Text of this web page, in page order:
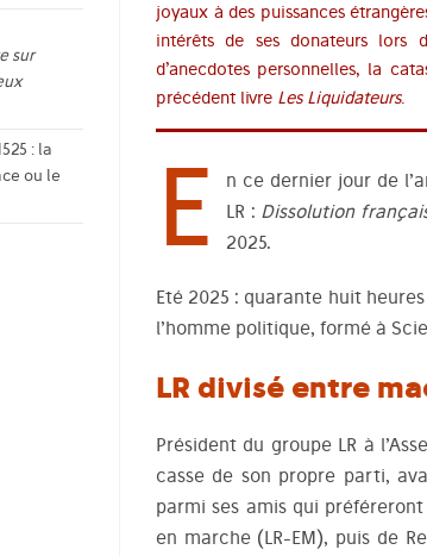
joyaux à des puissances
intérêts de ses donateurs lors
d’anecdotes personnelles, la
précédent livre Les Liquidateurs.
E n ce dernier jour de
LR : Dissolution
2025.
Eté 2025 : quarante huit
l’homme politique, formé à
LR divisé entre
Président du groupe LR à
casse de son propre parti,
parmi ses amis qui
en marche (LR-EM), puis de
sur
: la
ou le